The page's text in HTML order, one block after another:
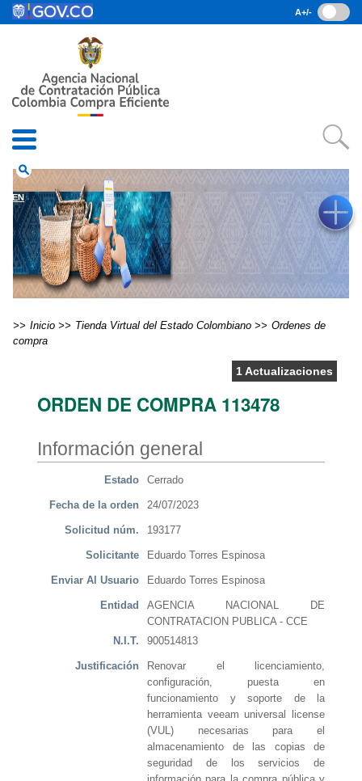
Pasar al contenido principal
• Consulta RUES
• Preguntas Frecuentes
search
EN
A+/-
Inicio Tienda Virtual del Estado Colombiano
Ordenes de
compra
1 Actualizaciones
ORDEN DE COMPRA 113478
Información general
Estado Cerrado
Fecha de la orden 24/07/2023
Solicitud núm. 193177
Solicitante Eduardo Torres Espinosa
Enviar Al Usuario Eduardo Torres Espinosa
Entidad
AGENCIA NACIONAL DE
CONTRATACION PUBLICA - CCE
N.I.T.
900514813
Justificación
Renovar el licenciamiento,
configuración, puesta en
funcionamiento y soporte de la
herramienta veeam universal license
(VUL) necesarias para el
almacenamiento de las copias de
seguridad de los servicios de